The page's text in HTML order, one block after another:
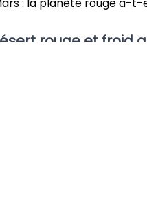
rouge et froid